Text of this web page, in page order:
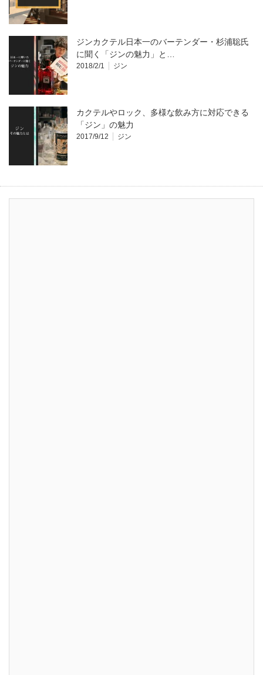
ジンカクテル日本一のバーテンダー・杉浦聡氏
に聞く「ジンの魅力」と…
2018/2/1 ジン
カクテルやロック、多様な飲み方に対応できる
「ジン」の魅力
2017/9/12 ジン